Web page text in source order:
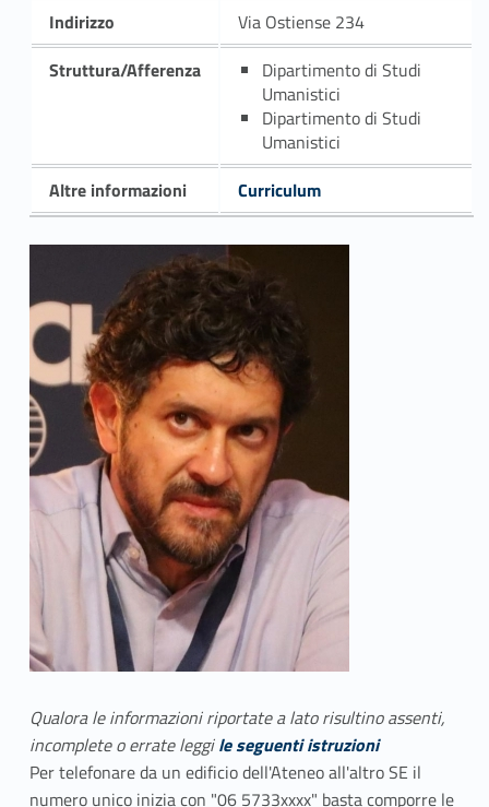
Indirizzo
Via Ostiense 234
Struttura/Afferenza
Dipartimento di Studi
Umanistici
Dipartimento di Studi
Umanistici
Altre informazioni
Curriculum
Qualora le informazioni riportate a lato risultino assenti,
incomplete o errate leggile seguenti istruzioni
Per telefonare da un edificio dell'Ateneo all'altro SE il
numero unico inizia con "06 5733xxxx" basta comporre le